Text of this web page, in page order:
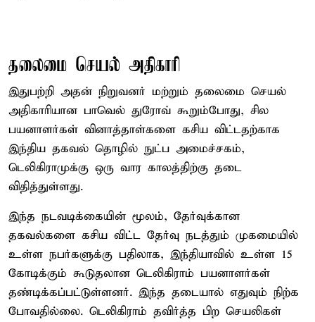
தலைமை செயல் அதிகாரி
இதுபற்றி அதன் நிறுவனர் மற்றும் தலைமை செயல்
அதிகாரியான பாவெல் துரோவ் கூறும்போது, சில
பயனாளர்கள் வினாத்தாள்களை கசிய விட்டதற்காக
இந்திய தகவல் தொழில் நுட்ப அமைச்சகம்,
டெலிகிராமுக்கு ஒரு வார காலத்திற்கு தடை
விதித்துள்ளது.
இந்த நடவடிக்கையின் மூலம், தேர்வுக்கான
தகவல்களை கசிய விட்ட தேர்வு நடத்தும் முகமையில்
உள்ள நபர்களுக்கு பதிலாக, இந்தியாவில் உள்ள 15
கோடிக்கும் கூடுதலான டெலிகிராம் பயனாளர்கள்
தண்டிக்கப்பட்டுள்ளனர். இந்த தடையால் எதுவும் நிற்க
போவதில்லை. டெலிகிராம் தவிர்த்த பிற செயலிகள்